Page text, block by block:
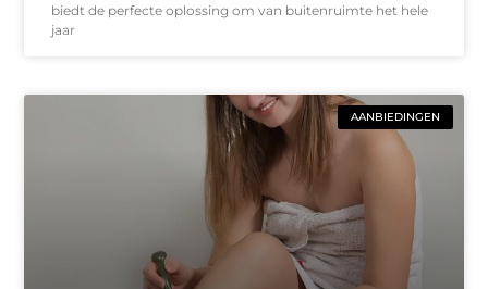
biedt de perfecte oplossing om van buitenruimte het hele
jaar
AANBIEDINGEN